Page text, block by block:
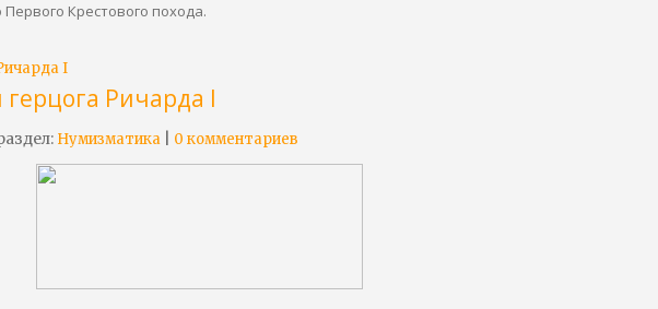
Крестового похода.
Ричарда I
Нумизматика 0 комментариев